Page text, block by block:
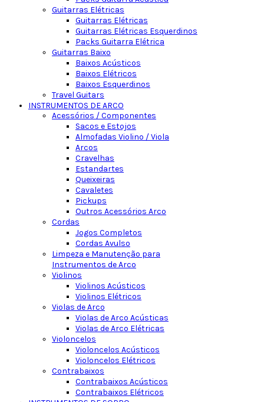
Guitarras Elétricas
Guitarras Elétricas
Guitarras Elétricas Esquerdinos
Packs Guitarra Elétrica
Guitarras Baixo
Baixos Acústicos
Baixos Elétricos
Baixos Esquerdinos
Travel Guitars
INSTRUMENTOS DE ARCO
Acessórios / Componentes
Sacos e Estojos
Almofadas Violino / Viola
Arcos
Cravelhas
Estandartes
Queixeiras
Cavaletes
Pickups
Outros Acessórios Arco
Cordas
Jogos Completos
Cordas Avulso
Limpeza e Manutenção para
Instrumentos de Arco
Violinos
Violinos Acústicos
Violinos Elétricos
Violas de Arco
Violas de Arco Acústicas
Violas de Arco Elétricas
Violoncelos
Violoncelos Acústicos
Violoncelos Elétricos
Contrabaixos
Contrabaixos Acústicos
Contrabaixos Elétricos